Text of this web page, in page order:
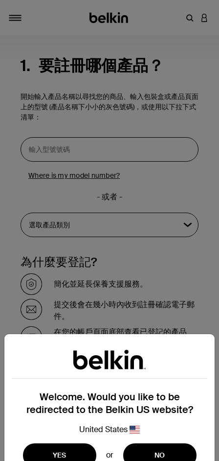
輸入關鍵
登入
1. 要註冊哪個產品？
開始輸入產品名稱以尋找您的商品、輸入包裝盒或產品頁面
上的型號 (產品名稱下小小的灰色號碼)，或使用以下拉下式
清單：
Where is my model number?
- 或者 -
為什麼要登記?
簡化並延長保養支援服務。
提交後會在幾小時內收到註冊確認電子郵
件。
在您的帳戶頁面底部查看已登記的產品
需要在保養期內更換產品嗎？
請在此完成保養更換申請表，我們的支援團
隊會盡快與您聯繫，並告知接下來的步驟。
提交保養更換申請
Welcome. Would you like to be
redirected to the Belkin US website?
United States
YES or NO